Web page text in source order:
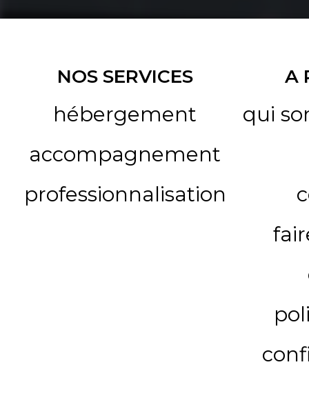
NOS SERVICES
hébergement
accompagnement
professionnalisation
A
qui